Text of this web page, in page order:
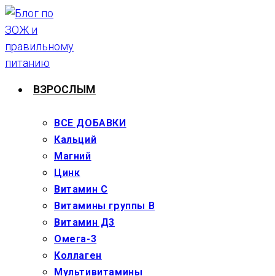
Перейти
к
содержимому
ВЗРОСЛЫМ
ВСЕ ДОБАВКИ
Кальций
Магний
Цинк
Витамин С
Витамины группы В
Витамин Д3
Омега-3
Коллаген
Мультивитамины